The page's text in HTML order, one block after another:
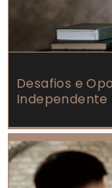
Desafios e
Independente